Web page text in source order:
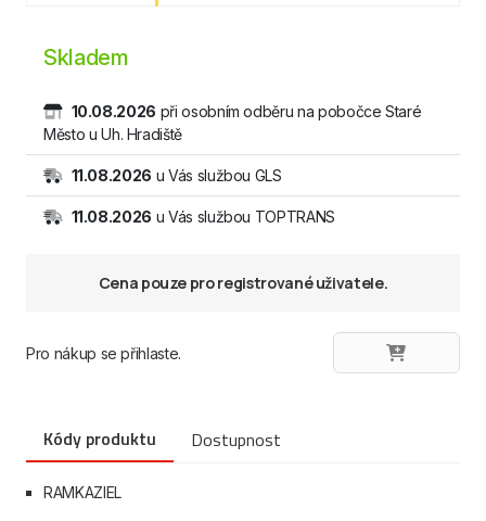
Skladem
10.08.2026 při osobním odběru na pobočce Staré
Město u Uh. Hradiště
11.08.2026 u Vás službou GLS
11.08.2026 u Vás službou TOPTRANS
Cena pouze pro registrované uživatele.
Pro nákup se přihlaste.
Kódy produktu Dostupnost
RAMKAZIEL